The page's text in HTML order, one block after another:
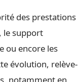
des prestations
le support
ou encore les
évolution, relève-